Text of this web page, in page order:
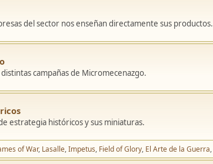
del sector nos enseñan directamente sus productos.
campañas de Micromecenazgo.
estrategia históricos y sus miniaturas.
of War Lasalle Impetus Field of Glory El Arte de la Guerra